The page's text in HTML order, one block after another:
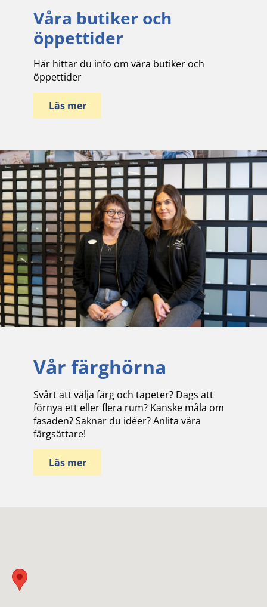
Våra butiker och
öppettider
Här hittar du info om våra butiker och
öppettider
Läs mer
Vår färghörna
Svårt att välja färg och tapeter? Dags att
förnya ett eller flera rum? Kanske måla om
fasaden? Saknar du idéer? Anlita våra
färgsättare!
Läs mer